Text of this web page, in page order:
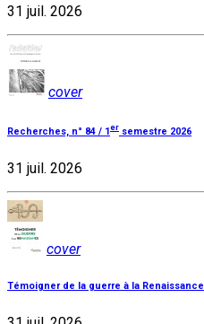
31 juil. 2026
cover
Recherches, n° 84 / 1er semestre 2026
31 juil. 2026
cover
Témoigner de la guerre à la Renaissance